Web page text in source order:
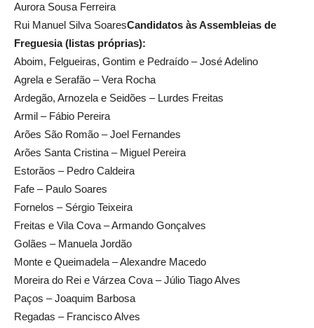
Aurora Sousa Ferreira
Rui Manuel Silva SoaresCandidatos às Assembleias de
Freguesia (listas próprias):
Aboim, Felgueiras, Gontim e Pedraído – José Adelino
Agrela e Serafão – Vera Rocha
Ardegão, Arnozela e Seidões – Lurdes Freitas
Armil – Fábio Pereira
Arões São Romão – Joel Fernandes
Arões Santa Cristina – Miguel Pereira
Estorãos – Pedro Caldeira
Fafe – Paulo Soares
Fornelos – Sérgio Teixeira
Freitas e Vila Cova – Armando Gonçalves
Golães – Manuela Jordão
Monte e Queimadela – Alexandre Macedo
Moreira do Rei e Várzea Cova – Júlio Tiago Alves
Paços – Joaquim Barbosa
Regadas – Francisco Alves